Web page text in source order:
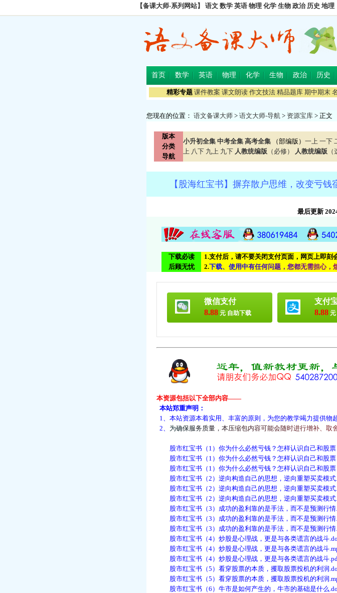
【备课大师-系列网站】 语文 数学 英语 物理 化学 生物 政治 历史 地理
首页 数学 英语 物理 化学 生物 政治 历史
精彩专题 课件教案 课文朗读 作文技法 精品题库 期中期末
您现在的位置： 语文备课大师 > 语文大师-导航 > 资源宝库 > 正文
版本
分类
导航
小升初全集 中考全集 高考全集 （部编版） 一上 一下
上 八下 九上 九下 人教统编版 （必修） 人教统编版 （
【股海红宝书】摒弃散户思维，改变亏钱
最后更新
下载必读
后顾无忧
1.支付后，请不要关闭支付页面，网页上即刻
2.下载、 使用中有任何问题 ， 您都无需担心，
微信支付
8.88 元 自助下载
支付
8.88
本资源包括以下全部内容——
本站郑重声明：
1、本站资源本着实用、丰富的原则，为您的教学竭力提供物
2、 为确保服务质量 ， 本压缩包内容可能会随时进行增补、 取
股市红宝书（1）你为什么必然亏钱？怎样认识自己和股票
股市红宝书（1）你为什么必然亏钱？怎样认识自己和股票
股市红宝书（1）你为什么必然亏钱？怎样认识自己和股票
股市红宝书（2）逆向构造自己的思想，逆向重塑买卖模式
股市红宝书（2）逆向构造自己的思想，逆向重塑买卖模式
股市红宝书（2）逆向构造自己的思想，逆向重塑买卖模式
股市红宝书（3）成功的盈利靠的是手法，而不是预测行情
股市红宝书（3）成功的盈利靠的是手法，而不是预测行情
股市红宝书（3）成功的盈利靠的是手法，而不是预测行情
股市红宝书（4）炒股是心理战，更是与各类谎言的战斗
股市红宝书（4）炒股是心理战，更是与各类谎言的战斗
股市红宝书（4）炒股是心理战，更是与各类谎言的战斗
股市红宝书（5）看穿股票的本质，攫取股票投机的利润
股市红宝书（5）看穿股票的本质，攫取股票投机的利润
股市红宝书（6）牛市是如何产生的，牛市的基础是什么